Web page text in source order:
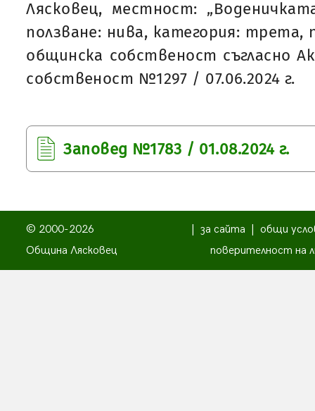
Лясковец, местност:
ползване: нива, категория: трета,
общинска собственост съгласно
собственост №1297 / 07.06.2024 г.
Заповед №1783 / 01.08.2024 г.
© 2000-2026
Община Лясковец
за сайта
общи
поверителност на